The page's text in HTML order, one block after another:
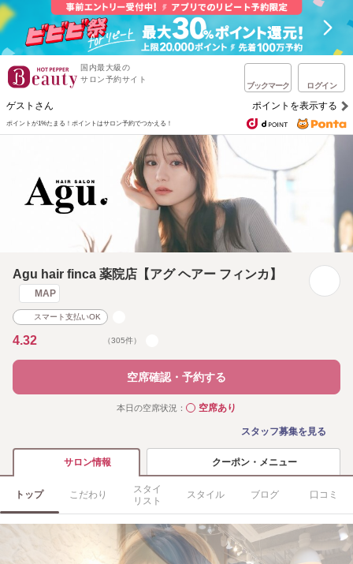
国内最大級の
サロン予約サイト
ブックマーク ログイン
ゲストさん ポイントを表示する
ポイントが1%たまる！ ポイントはサロン予約でつかえる！
Agu hair finca 薬院店【アグ ヘアー フィンカ】
MAP
スマート支払いOK
4.32 （305件）
空席確認・予約する
本日の空席状況： ◯空席あり
スタッフ募集を見る
サロン情報 クーポン・メニュー
トップ こだわり
スタイ
リスト
スタイル ブログ 口コミ